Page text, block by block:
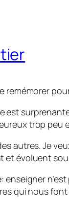
remémorer
est
trop peu
autres. Je
et évoluent
enseigner
qui nous